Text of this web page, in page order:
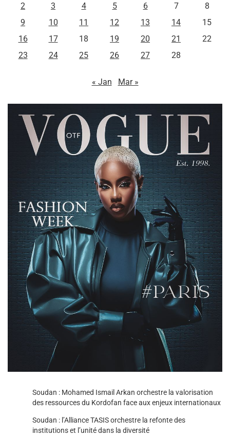
2
3 4 5 6 7
8
9
10 11 12 13 14
15
16
17 18 19 20 21
22
23
24 25 26 27 28
« Jan Mar »
Soudan : Mohamed Ismail Arkan orchestre la valorisation
des ressources du Kordofan face aux enjeux internationaux
Soudan : l’Alliance TASIS orchestre la refonte des
institutions et l’unité dans la diversité